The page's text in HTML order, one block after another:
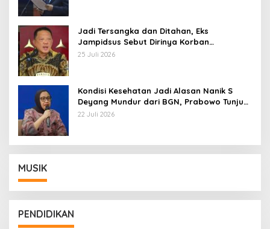
Jadi Tersangka dan Ditahan, Eks
Jampidsus Sebut Dirinya Korban
Kriminalisasi
25 Juli 2026
Kondisi Kesehatan Jadi Alasan Nanik S
Deyang Mundur dari BGN, Prabowo Tunjuk
Wamentan Sudaryono
22 Juli 2026
MUSIK
PENDIDIKAN